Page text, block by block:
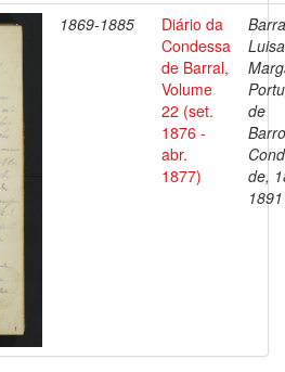
1869-1885
Diário da
Condessa
de Barral,
Volume
22 (set.
1876 -
abr.
1877)
Luisa
de
de,
1891